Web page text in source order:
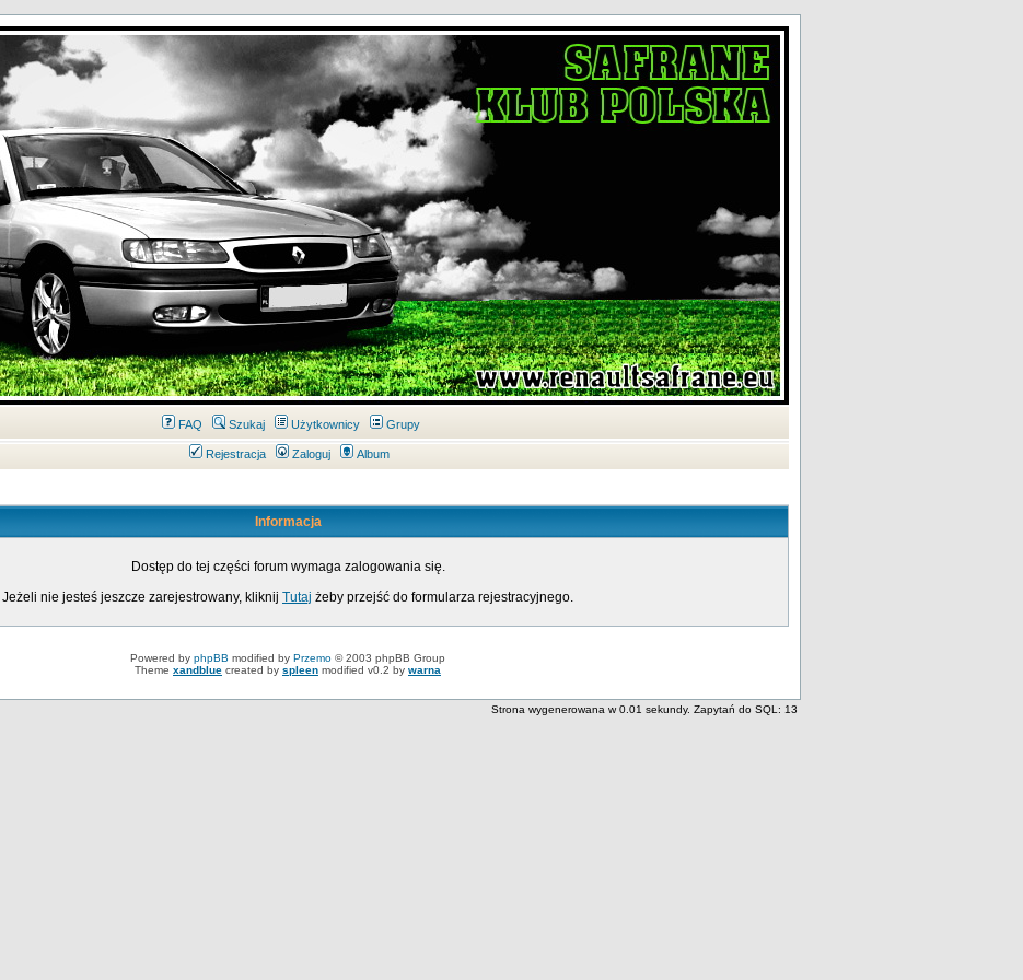
FAQ Szukaj Użytkownicy Grupy
Rejestracja Zaloguj Album
Informacja
Dostęp do tej części forum wymaga zalogowania się.
Jeżeli nie jesteś jeszcze zarejestrowany, kliknij Tutaj żeby przejść do formularza rejestracyjnego.
Powered by phpBB modified by Przemo © 2003 phpBB Group
Theme xandblue created by spleen modified v0.2 by warna
Strona wygenerowana w 0.01 sekundy. Zapytań do SQL: 13